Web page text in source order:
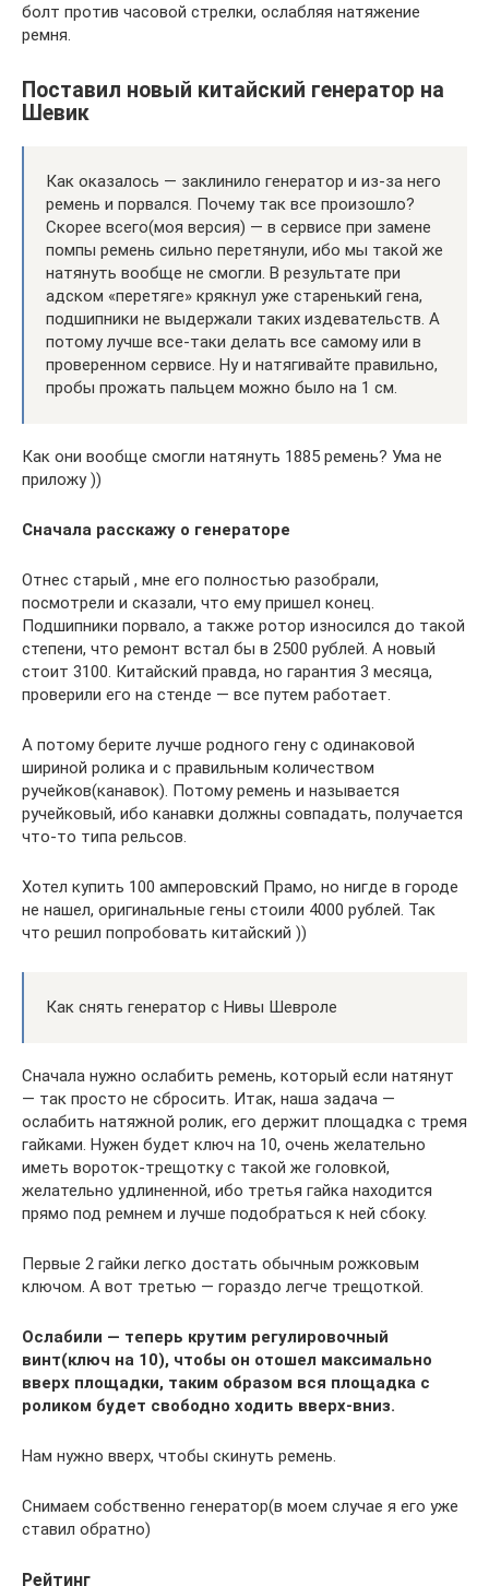
болт против часовой стрелки, ослабляя натяжение
ремня.
Поставил новый китайский генератор на
Шевик
Как оказалось — заклинило генератор и из-за него
ремень и порвался. Почему так все произошло?
Скорее всего(моя версия) — в сервисе при замене
помпы ремень сильно перетянули, ибо мы такой же
натянуть вообще не смогли. В результате при
адском «перетяге» крякнул уже старенький гена,
подшипники не выдержали таких издевательств. А
потому лучше все-таки делать все самому или в
проверенном сервисе. Ну и натягивайте правильно,
пробы прожать пальцем можно было на 1 см.
Как они вообще смогли натянуть 1885 ремень? Ума не
приложу ))
Сначала расскажу о генераторе
Отнес старый , мне его полностью разобрали,
посмотрели и сказали, что ему пришел конец.
Подшипники порвало, а также ротор износился до такой
степени, что ремонт встал бы в 2500 рублей. А новый
стоит 3100. Китайский правда, но гарантия 3 месяца,
проверили его на стенде — все путем работает.
А потому берите лучше родного гену с одинаковой
шириной ролика и с правильным количеством
ручейков(канавок). Потому ремень и называется
ручейковый, ибо канавки должны совпадать, получается
что-то типа рельсов.
Хотел купить 100 амперовский Прамо, но нигде в городе
не нашел, оригинальные гены стоили 4000 рублей. Так
что решил попробовать китайский ))
Как снять генератор с Нивы Шевроле
Сначала нужно ослабить ремень, который если натянут
— так просто не сбросить. Итак, наша задача —
ослабить натяжной ролик, его держит площадка с тремя
гайками. Нужен будет ключ на 10, очень желательно
иметь вороток-трещотку с такой же головкой,
желательно удлиненной, ибо третья гайка находится
прямо под ремнем и лучше подобраться к ней сбоку.
Первые 2 гайки легко достать обычным рожковым
ключом. А вот третью — гораздо легче трещоткой.
Ослабили — теперь крутим регулировочный
винт(ключ на 10), чтобы он отошел максимально
вверх площадки, таким образом вся площадка с
роликом будет свободно ходить вверх-вниз.
Нам нужно вверх, чтобы скинуть ремень.
Снимаем собственно генератор(в моем случае я его уже
ставил обратно)
Рейтинг